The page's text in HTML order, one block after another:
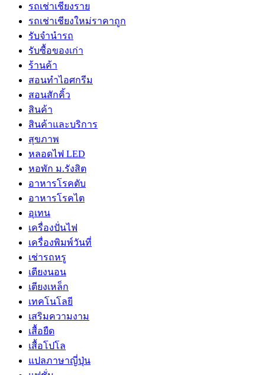
รถเช่าเชียงราย
รถเช่าเชียงใหม่ราคาถูก
รับจำนำรถ
รับซื้อของเก่า
ร้านค้า
สอนทำไอศกรีม
สอนสักคิ้ว
สินค้า
สินค้าและบริการ
สุขภาพ
หลอดไฟ LED
หอพัก ม.รังสิต
อาหารโรคตับ
อาหารโรคไต
อุเทน
เครื่องปั่นไฟ
เครื่องพิมพ์วันที่
เช่ารถหรู
เตียงนอน
เตียงเหล็ก
เทคโนโลยี
เสริมความงาม
เสื้อยืด
เสื้อโปโล
แปลภาษาญี่ปุ่น